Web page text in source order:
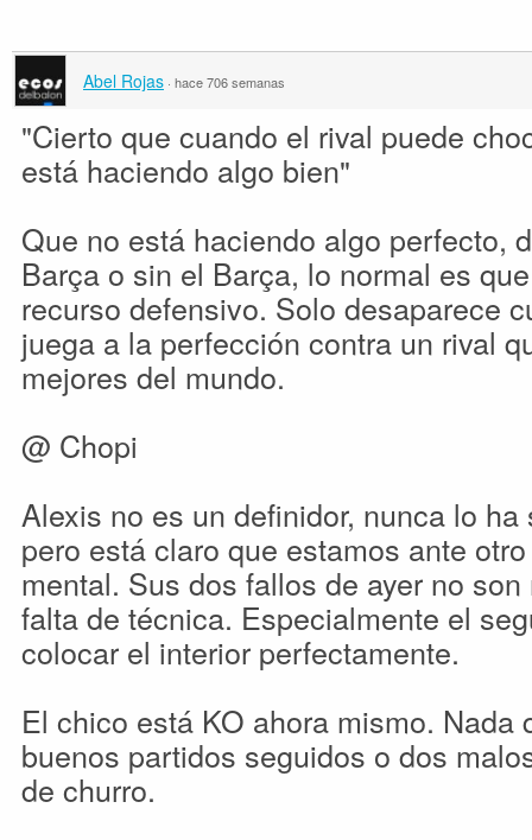
Abel Rojas · hace 706 semanas
"Cierto que cuando el rival puede
está haciendo algo bien"
Que no está haciendo algo perfecto,
Barça o sin el Barça, lo normal es
recurso defensivo. Solo desaparece
juega a la perfección contra un rival
mejores del mundo.
@ Chopi
Alexis no es un definidor, nunca lo
pero está claro que estamos ante
mental. Sus dos fallos de ayer no
falta de técnica. Especialmente el
colocar el interior perfectamente.
El chico está KO ahora mismo. Nada
buenos partidos seguidos o dos
de churro.